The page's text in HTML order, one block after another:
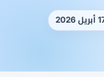
2026